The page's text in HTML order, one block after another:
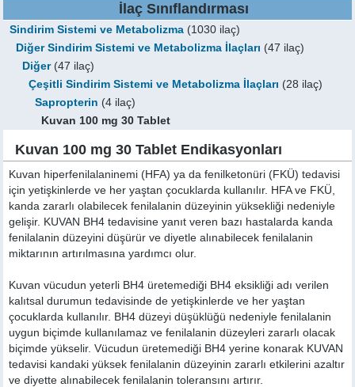
İlaç Sınıflandırması
Sindirim Sistemi ve Metabolizma (1030 ilaç)
Diğer Sindirim Sistemi ve Metabolizma İlaçları (47 ilaç)
Diğer(47 ilaç)
Çeşitli Sindirim Sistemi ve Metabolizma İlaçları (28 ilaç)
Sapropterin (4 ilaç)
Kuvan 100 mg 30 Tablet
Kuvan 100 mg 30 Tablet Endikasyonları
Kuvan hiperfenilalaninemi (HFA) ya da fenilketonüri (FKÜ) tedavisi
için yetişkinlerde ve her yaştan çocuklarda kullanılır. HFA ve FKÜ,
kanda zararlı olabilecek fenilalanin düzeyinin yüksekliği nedeniyle
gelişir. KUVAN BH4 tedavisine yanıt veren bazı hastalarda kanda
fenilalanin düzeyini düşürür ve diyetle alınabilecek fenilalanin
miktarının artırılmasına yardımcı olur.
Kuvan vücudun yeterli BH4 üretemediği BH4 eksikliği adı verilen
kalıtsal durumun tedavisinde de yetişkinlerde ve her yaştan
çocuklarda kullanılır. BH4 düzeyi düşüklüğü nedeniyle fenilalanin
uygun biçimde kullanılamaz ve fenilalanin düzeyleri zararlı olacak
biçimde yükselir. Vücudun üretemediği BH4 yerine konarak KUVAN
tedavisi kandaki yüksek fenilalanin düzeyinin zararlı etkilerini azaltır
ve diyette alınabilecek fenilalanin toleransını artırır.